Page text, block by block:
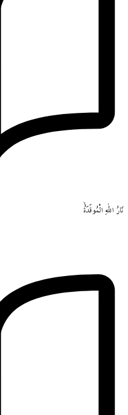
نَارُ اللّٰهِ الْمُوقَدَةُۙ